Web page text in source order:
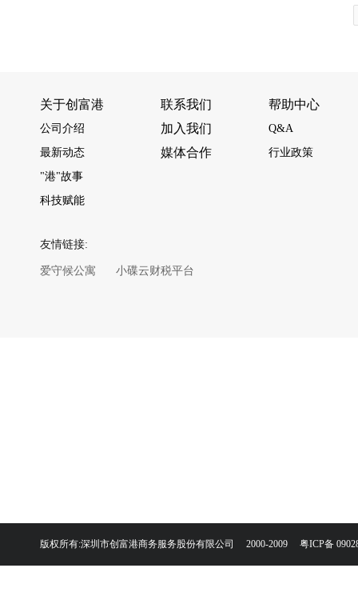
关于创富港
公司介绍
最新动态
"港"故事
科技赋能
联系我们
加入我们
媒体合作
帮助中心
Q&A
行业政策
友情链接:
爱守候公寓 小碟云财税平台
版权所有:深圳市创富港商务服务股份有限公司 2000-2009 粤ICP备